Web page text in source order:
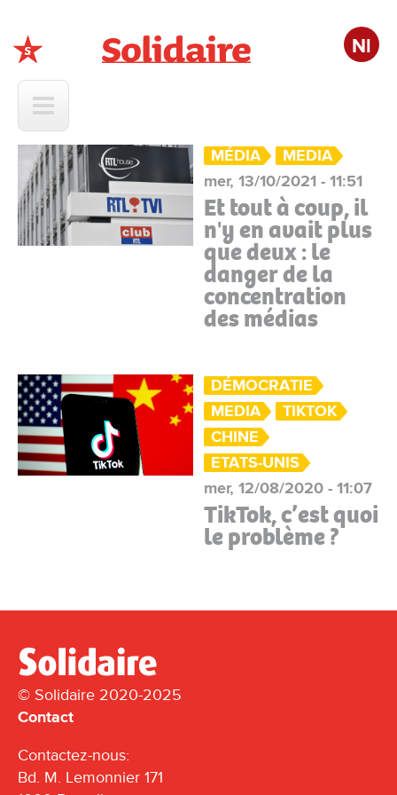
Nl
MÉDIA
MEDIA
mer, 13/10/2021 - 11:51
Et tout à coup, il
n'y en avait plus
que deux : le
danger de la
concentration
des médias
DÉMOCRATIE
MEDIA
TIKTOK
CHINE
ETATS-UNIS
mer, 12/08/2020 - 11:07
TikTok, c’est quoi
le problème ?
© Solidaire 2020-2025
Contact
Contactez-nous:
Bd. M. Lemonnier 171